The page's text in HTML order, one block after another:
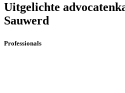
Uitgelichte
Sauwerd
Professionals